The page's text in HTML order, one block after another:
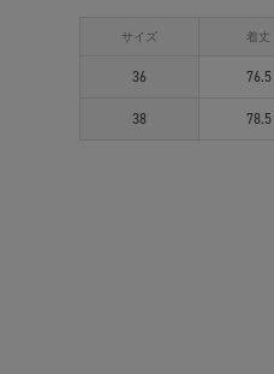
サイズ 着丈
36 76.5
38 78.5